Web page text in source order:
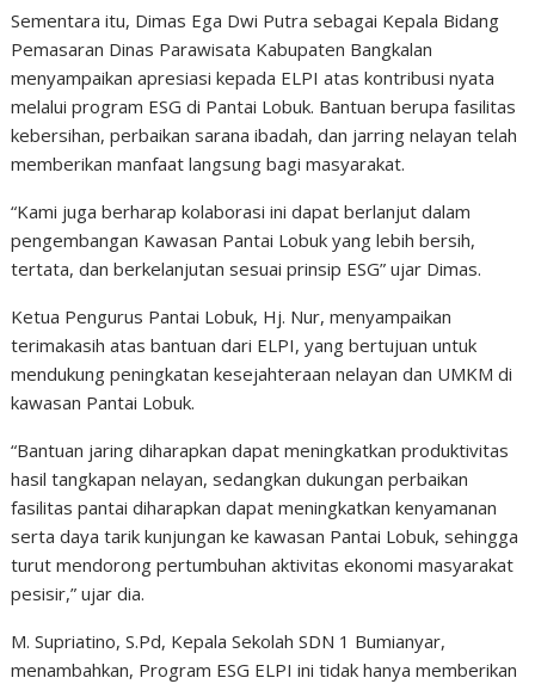
Sementara itu, Dimas Ega Dwi Putra sebagai Kepala Bidang
Pemasaran Dinas Parawisata Kabupaten Bangkalan
menyampaikan apresiasi kepada ELPI atas kontribusi nyata
melalui program ESG di Pantai Lobuk. Bantuan berupa fasilitas
kebersihan, perbaikan sarana ibadah, dan jarring nelayan telah
memberikan manfaat langsung bagi masyarakat.
“Kami juga berharap kolaborasi ini dapat berlanjut dalam
pengembangan Kawasan Pantai Lobuk yang lebih bersih,
tertata, dan berkelanjutan sesuai prinsip ESG” ujar Dimas.
Ketua Pengurus Pantai Lobuk, Hj. Nur, menyampaikan
terimakasih atas bantuan dari ELPI, yang bertujuan untuk
mendukung peningkatan kesejahteraan nelayan dan UMKM di
kawasan Pantai Lobuk.
“Bantuan jaring diharapkan dapat meningkatkan produktivitas
hasil tangkapan nelayan, sedangkan dukungan perbaikan
fasilitas pantai diharapkan dapat meningkatkan kenyamanan
serta daya tarik kunjungan ke kawasan Pantai Lobuk, sehingga
turut mendorong pertumbuhan aktivitas ekonomi masyarakat
pesisir,” ujar dia.
M. Supriatino, S.Pd, Kepala Sekolah SDN 1 Bumianyar,
menambahkan, Program ESG ELPI ini tidak hanya memberikan